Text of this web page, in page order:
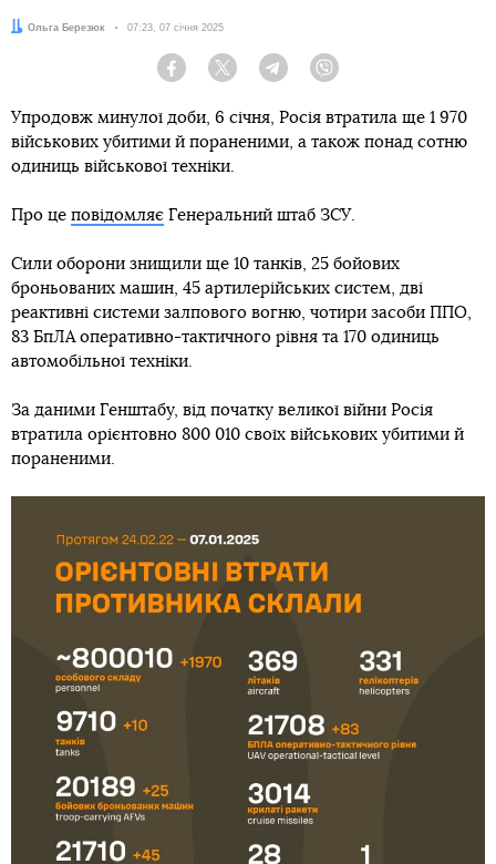
Автор:
Ольга Березюк Дата:
07:23, 07 січня 2025
Facebook Twitter Telegram
Упродовж минулої доби, 6 січня, Росія втратила ще 1 970
військових убитими й пораненими, а також понад сотню
одиниць військової техніки.
Про це повідомляє Генеральний штаб ЗСУ.
Сили оборони знищили ще 10 танків, 25 бойових
броньованих машин, 45 артилерійських систем, дві
реактивні системи залпового вогню, чотири засоби ППО,
83 БпЛА оперативно-тактичного рівня та 170 одиниць
автомобільної техніки.
За даними Генштабу, від початку великої війни Росія
втратила орієнтовно 800 010 своїх військових убитими й
пораненими.